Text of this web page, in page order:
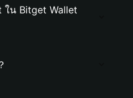
ใน Bitget Wallet